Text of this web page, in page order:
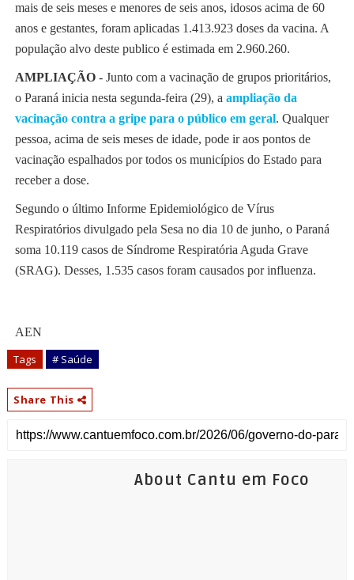
mais de seis meses e menores de seis anos, idosos acima de 60
anos e gestantes, foram aplicadas 1.413.923 doses da vacina. A
população alvo deste publico é estimada em 2.960.260.
AMPLIAÇÃO- Junto com a vacinação de grupos prioritários,
o Paraná inicia nesta segunda-feira (29), a ampliação da
vacinação contra a gripe para o público em geral. Qualquer
pessoa, acima de seis meses de idade, pode ir aos pontos de
vacinação espalhados por todos os municípios do Estado para
receber a dose.
Segundo o último Informe Epidemiológico de Vírus
Respiratórios divulgado pela Sesa no dia 10 de junho, o Paraná
soma 10.119 casos de Síndrome Respiratória Aguda Grave
(SRAG). Desses, 1.535 casos foram causados por influenza.
AEN
Tags # Saúde
Share This
About Cantu em Foco